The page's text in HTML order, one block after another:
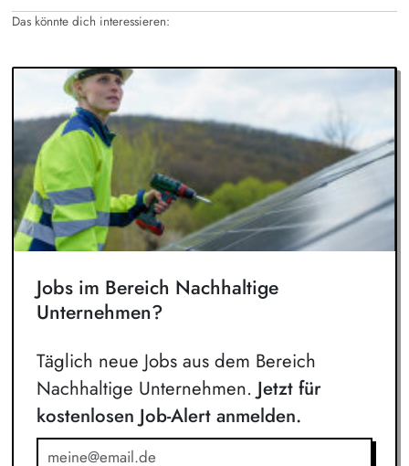
Das könnte dich interessieren:
Jobs im Bereich Nachhaltige
Unternehmen?
Täglich neue Jobs aus dem Bereich
Nachhaltige Unternehmen. Jetzt für
kostenlosen Job-Alert anmelden.